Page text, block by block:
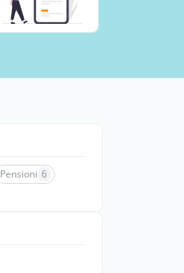
Pensioni 6